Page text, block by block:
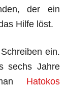
der ein
Hilfe löst.
ein.
sechs Jahre
Hatokos